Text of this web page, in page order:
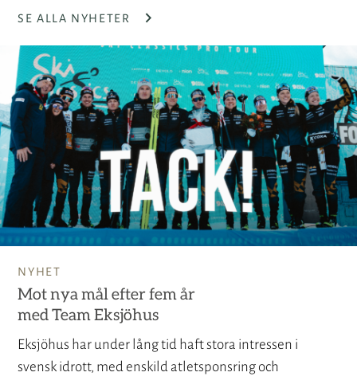
SE ALLA NYHETER
NYHET
Mot nya mål efter fem år
med Team Eksjöhus
Eksjöhus har under lång tid haft stora intressen i
svensk idrott, med enskild atletsponsring och